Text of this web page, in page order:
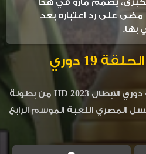
على رد اعتباره بعد
بها.
دوري
مشاهدة مسلسل اللعبة 4 دوري الابطال 2023 HD من بطولة
اللعبة الموسم الرابع